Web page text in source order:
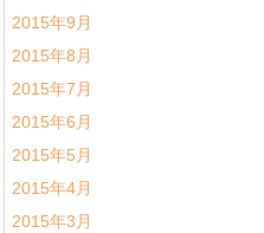
2015年9月
2015年8月
2015年7月
2015年6月
2015年5月
2015年4月
2015年3月